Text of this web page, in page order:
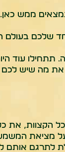
ממש כאן.
שלכם בעולם
תתחילו עוד
מה שיש לכם
הקצוות, את
מציאת
לתרגם אותם